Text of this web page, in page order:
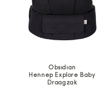
Obsidian
Hennep Explore Baby
Draagzak